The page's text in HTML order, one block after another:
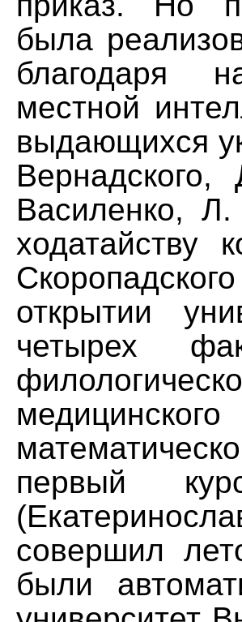
была
благодаря
местной
выдающихся
Василенко,
ходатайству
открытии
четырех
первый
совершил
были